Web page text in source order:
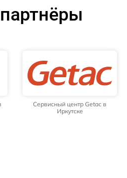
Сервисный центр Getac в
Иркутске